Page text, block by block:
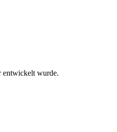
entwickelt wurde.